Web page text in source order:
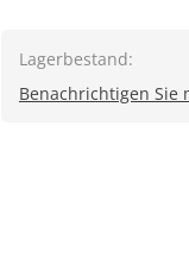
Lagerbestand:
Benachrichtigen Sie